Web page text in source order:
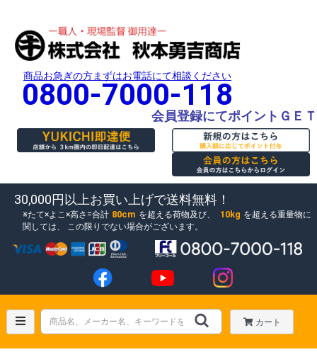
商品お急ぎの方まずはお電話にて相談ください
0800-7000-118
会員登録にてポイントＧＥＴ
30,000円以上お買い上げで送料無料！
たて×よこ×高さ=合計 80cm を超える荷物及び、 10kg を超える重量物に
関しては、
この限りでない場合がございます。
カート